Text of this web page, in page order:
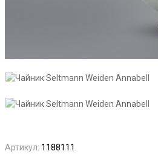
Артикул: 1188111